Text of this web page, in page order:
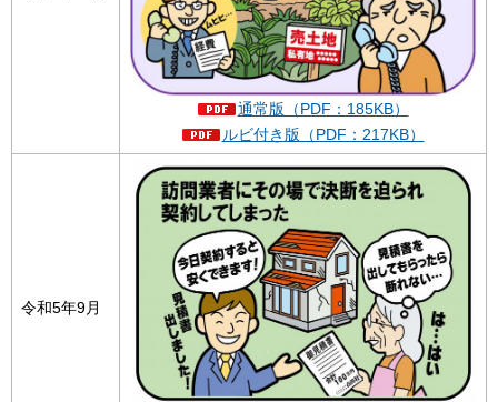
通常版（PDF：185KB）
ルビ付き版（PDF：217KB）
令和5年9月